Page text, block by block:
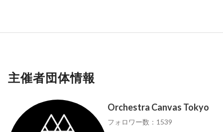
主催者団体情報
Orchestra Canvas Tokyo
フォロワー数：1539